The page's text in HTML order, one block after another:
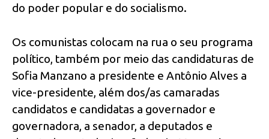
do poder popular e do socialismo.
Os comunistas colocam na rua o seu programa
político, também por meio das candidaturas de
Sofia Manzano a presidente e Antônio Alves a
vice-presidente, além dos/as camaradas
candidatos e candidatas a governador e
governadora, a senador, a deputados e